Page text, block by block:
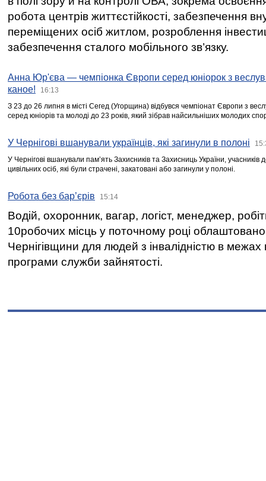
робота центрів життєстійкості, забезпечення
переміщених осіб житлом, розроблення
забезпечення сталого мобільного зв’язку.
Анна Юр'єва — чемпіонка Європи серед юніорок з
каное!
16:13
З 23 до 26 липня в місті Сегед (Угорщина) відбувся чемпіонат Європи з
серед юніорів та молоді до 23 років, який зібрав найсильніших молодих
У Чернігові вшанували українців, які загинули в полоні
У Чернігові вшанували пам’ять Захисників та Захисниць України,
цивільних осіб, які були страчені, закатовані або загинули у полоні.
Робота без бар’єрів 15:14
Водій, охоронник, вагар, логіст, менеджер,
10робочих місць у поточному році
Чернігівщини для людей з інвалідністю в межах
програми служби зайнятості.